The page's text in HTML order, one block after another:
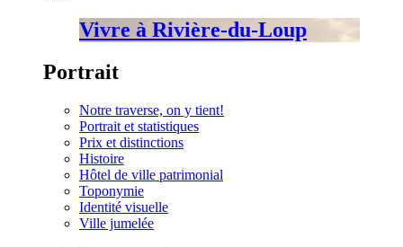
Vivre à Rivière-du-Loup
Portrait
Notre traverse, on y tient!
Portrait et statistiques
Prix et distinctions
Histoire
Hôtel de ville patrimonial
Toponymie
Identité visuelle
Ville jumelée